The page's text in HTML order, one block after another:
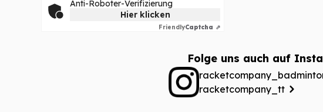
Anti-Roboter-Verifizierung
Hier klicken
FriendlyCaptcha ⇗
Folge uns auch auf Insta
racketcompany_tt